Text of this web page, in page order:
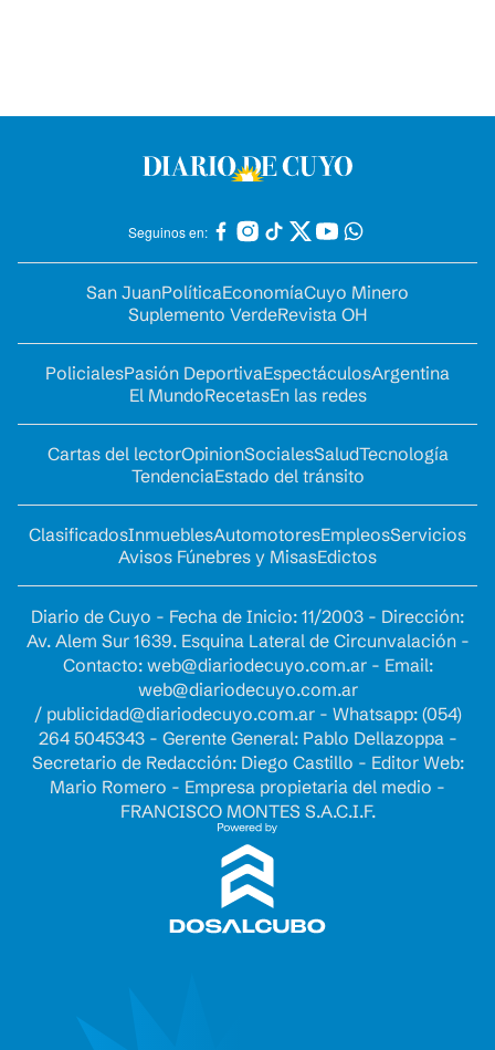
Seguinos en:
San JuanPolíticaEconomíaCuyo Minero
Suplemento VerdeRevista OH
PolicialesPasión DeportivaEspectáculosArgentina
El MundoRecetasEn las redes
Cartas del lectorOpinionSocialesSaludTecnología
TendenciaEstado del tránsito
ClasificadosInmueblesAutomotoresEmpleosServicios
Avisos Fúnebres y MisasEdictos
Diario de Cuyo - Fecha de Inicio: 11/2003 - Dirección:
Av. Alem Sur 1639. Esquina Lateral de Circunvalación -
Contacto: web@diariodecuyo.com.ar- Email:
web@diariodecuyo.com.ar
/ publicidad@diariodecuyo.com.ar- Whatsapp: (054)
264 5045343 - Gerente General: Pablo Dellazoppa -
Secretario de Redacción: Diego Castillo - Editor Web:
Mario Romero - Empresa propietaria del medio -
FRANCISCO MONTES S.A.C.I.F.